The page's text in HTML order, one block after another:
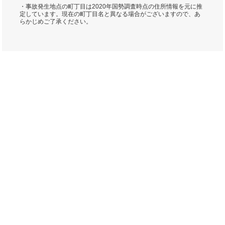
・事故発生地点の町丁目は2020年国勢調査時点の住所情報を元に推
定しています。現在の町丁目名と異なる場合がございますので、あ
らかじめご了承ください。